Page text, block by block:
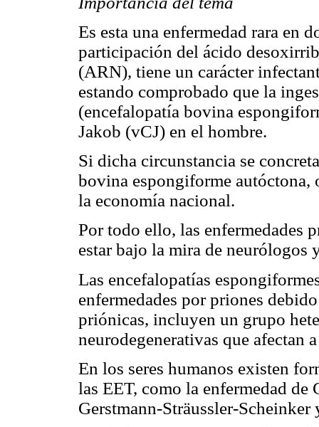
Es esta una enfermedad rara en
participación del ácido
(ARN), tiene un carácter
estando comprobado que la
(encefalopatía bovina
Jakob (vCJ) en el hombre.
Si dicha circunstancia se
bovina espongiforme autóctona,
la economía nacional.
Por todo ello, las enfermedades
estar bajo la mira de neurólogos
Las encefalopatías
enfermedades por priones
priónicas, incluyen un grupo
neurodegenerativas que afectan
En los seres humanos existen
las EET, como la enfermedad
Gerstmann-Sträussler-